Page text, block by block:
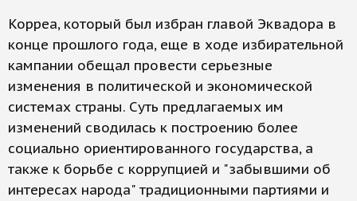
Корреа, который был избран главой Эквадора в
конце прошлого года, еще в ходе избирательной
кампании обещал провести серьезные
изменения в политической и экономической
системах страны. Суть предлагаемых им
изменений сводилась к построению более
социально ориентированного государства, а
также к борьбе с коррупцией и "забывшими об
интересах народа" традиционными партиями и